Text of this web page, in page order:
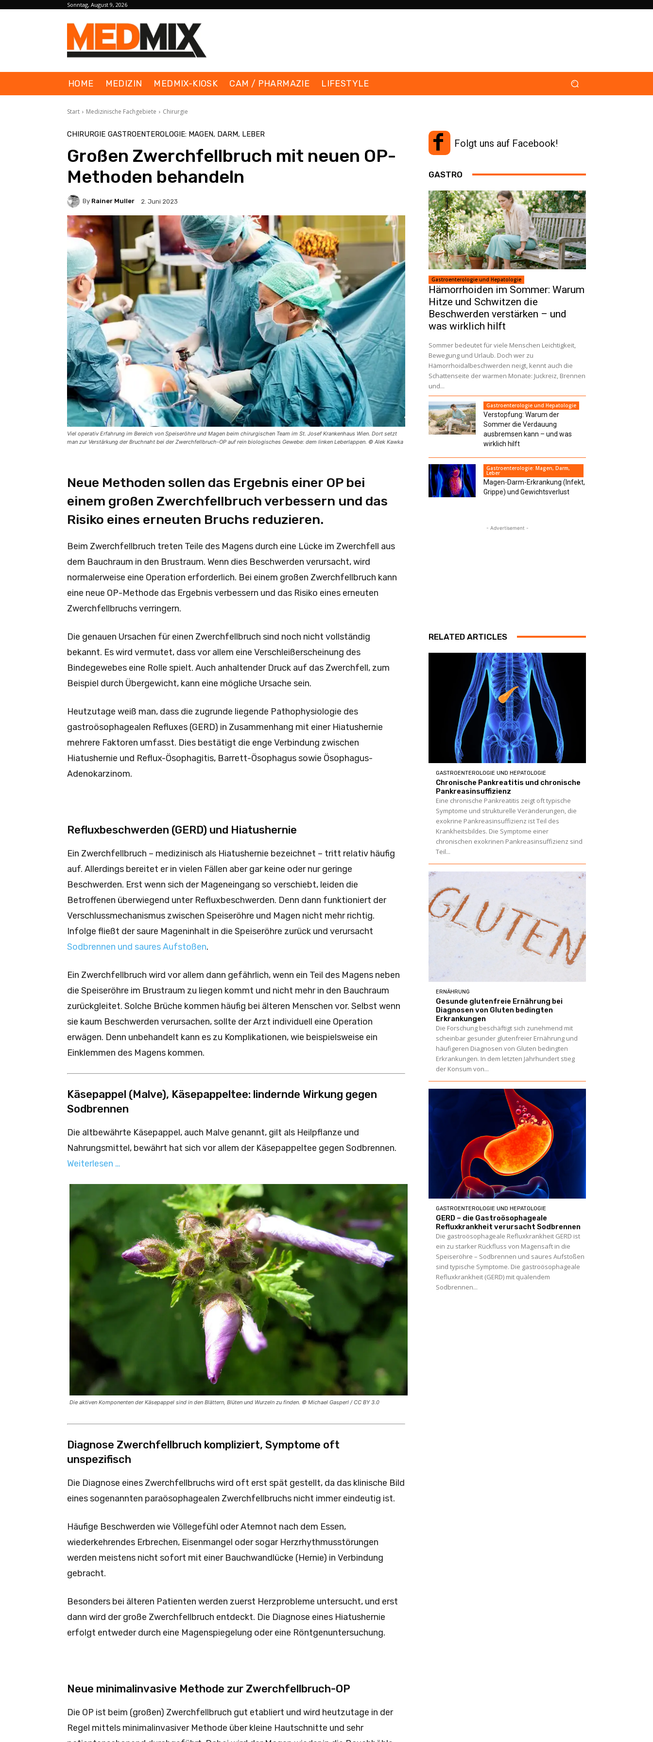
Sonntag, August 9, 2026
HOME MEDIZIN MEDMIX-KIOSK CAM / PHARMAZIE LIFESTYLE
Start Medizinische Fachgebiete Chirurgie
CHIRURGIE GASTROENTEROLOGIE: MAGEN, DARM, LEBER
Großen Zwerchfellbruch mit neuen OP-
Methoden behandeln
By Rainer Muller 2. Juni 2023
Viel operativ Erfahrung im Bereich von Speiseröhre und Magen beim chirurgischen Team im St. Josef Krankenhaus Wien. Dort setzt
man zur Verstärkung der Bruchnaht bei der Zwerchfellbruch-OP auf rein biologisches Gewebe: dem linken Leberlappen. © Alek Kawka
Neue Methoden sollen das Ergebnis einer OP bei
einem großen Zwerchfellbruch verbessern und das
Risiko eines erneuten Bruchs reduzieren.
Beim Zwerchfellbruch treten Teile des Magens durch eine Lücke im Zwerchfell aus
dem Bauchraum in den Brustraum. Wenn dies Beschwerden verursacht, wird
normalerweise eine Operation erforderlich. Bei einem großen Zwerchfellbruch kann
eine neue OP-Methode das Ergebnis verbessern und das Risiko eines erneuten
Zwerchfellbruchs verringern.
Die genauen Ursachen für einen Zwerchfellbruch sind noch nicht vollständig
bekannt. Es wird vermutet, dass vor allem eine Verschleißerscheinung des
Bindegewebes eine Rolle spielt. Auch anhaltender Druck auf das Zwerchfell, zum
Beispiel durch Übergewicht, kann eine mögliche Ursache sein.
Heutzutage weiß man, dass die zugrunde liegende Pathophysiologie des
gastroösophagealen Refluxes (GERD) in Zusammenhang mit einer Hiatushernie
mehrere Faktoren umfasst. Dies bestätigt die enge Verbindung zwischen
Hiatushernie und Reflux-Ösophagitis, Barrett-Ösophagus sowie Ösophagus-
Adenokarzinom.
Refluxbeschwerden (GERD) und Hiatushernie
Ein Zwerchfellbruch – medizinisch als Hiatushernie bezeichnet – tritt relativ häufig
auf. Allerdings bereitet er in vielen Fällen aber gar keine oder nur geringe
Beschwerden. Erst wenn sich der Mageneingang so verschiebt, leiden die
Betroffenen überwiegend unter Refluxbeschwerden. Denn dann funktioniert der
Verschlussmechanismus zwischen Speiseröhre und Magen nicht mehr richtig.
Infolge fließt der saure Mageninhalt in die Speiseröhre zurück und verursacht
Sodbrennen und saures Aufstoßen.
Ein Zwerchfellbruch wird vor allem dann gefährlich, wenn ein Teil des Magens neben
die Speiseröhre im Brustraum zu liegen kommt und nicht mehr in den Bauchraum
zurückgleitet. Solche Brüche kommen häufig bei älteren Menschen vor. Selbst wenn
sie kaum Beschwerden verursachen, sollte der Arzt individuell eine Operation
erwägen. Denn unbehandelt kann es zu Komplikationen, wie beispielsweise ein
Einklemmen des Magens kommen.
Käsepappel (Malve), Käsepappeltee: lindernde Wirkung gegen
Sodbrennen
Die altbewährte Käsepappel, auch Malve genannt, gilt als Heilpflanze und
Nahrungsmittel, bewährt hat sich vor allem der Käsepappeltee gegen Sodbrennen.
Weiterlesen …
Die aktiven Komponenten der Käsepappel sind in den Blättern, Blüten und Wurzeln zu finden. © Michael Gasperl / CC BY 3.0
Diagnose Zwerchfellbruch kompliziert, Symptome oft
unspezifisch
Die Diagnose eines Zwerchfellbruchs wird oft erst spät gestellt, da das klinische Bild
eines sogenannten paraösophagealen Zwerchfellbruchs nicht immer eindeutig ist.
Häufige Beschwerden wie Völlegefühl oder Atemnot nach dem Essen,
wiederkehrendes Erbrechen, Eisenmangel oder sogar Herzrhythmusstörungen
werden meistens nicht sofort mit einer Bauchwandlücke (Hernie) in Verbindung
gebracht.
Besonders bei älteren Patienten werden zuerst Herzprobleme untersucht, und erst
dann wird der große Zwerchfellbruch entdeckt. Die Diagnose eines Hiatushernie
erfolgt entweder durch eine Magenspiegelung oder eine Röntgenuntersuchung.
Neue minimalinvasive Methode zur Zwerchfellbruch-OP
Die OP ist beim (großen) Zwerchfellbruch gut etabliert und wird heutzutage in der
Regel mittels minimalinvasiver Methode über kleine Hautschnitte und sehr
Folgt uns auf Facebook!
GASTRO
Gastroenterologie und Hepatologie
Hämorrhoiden im Sommer: Warum
Hitze und Schwitzen die
Beschwerden verstärken – und
was wirklich hilft
Sommer bedeutet für viele Menschen Leichtigkeit,
Bewegung und Urlaub. Doch wer zu
Hämorrhoidalbeschwerden neigt, kennt auch die
Schattenseite der warmen Monate: Juckreiz, Brennen
und...
Gastroenterologie und Hepatologie
Verstopfung: Warum der
Sommer die Verdauung
ausbremsen kann – und was
wirklich hilft
Gastroenterologie: Magen, Darm,
Leber
Magen-Darm-Erkrankung (Infekt,
Grippe) und Gewichtsverlust
- Advertisement -
RELATED ARTICLES
GASTROENTEROLOGIE UND HEPATOLOGIE
Chronische Pankreatitis und chronische
Pankreasinsuffizienz
Eine chronische Pankreatitis zeigt oft typische
Symptome und strukturelle Veränderungen, die
exokrine Pankreasinsuffizienz ist Teil des
Krankheitsbildes. Die Symptome einer
chronischen exokrinen Pankreasinsuffizienz sind
Teil...
ERNÄHRUNG
Gesunde glutenfreie Ernährung bei
Diagnosen von Gluten bedingten
Erkrankungen
Die Forschung beschäftigt sich zunehmend mit
scheinbar gesunder glutenfreier Ernährung und
häufigeren Diagnosen von Gluten bedingten
Erkrankungen. In dem letzten Jahrhundert stieg
der Konsum von...
GASTROENTEROLOGIE UND HEPATOLOGIE
GERD – die Gastroösophageale
Refluxkrankheit verursacht Sodbrennen
Die gastroösophageale Refluxkrankheit GERD ist
ein zu starker Rückfluss von Magensaft in die
Speiseröhre – Sodbrennen und saures Aufstoßen
sind typische Symptome. Die gastroösophageale
Refluxkrankheit (GERD) mit quälendem
Sodbrennen...